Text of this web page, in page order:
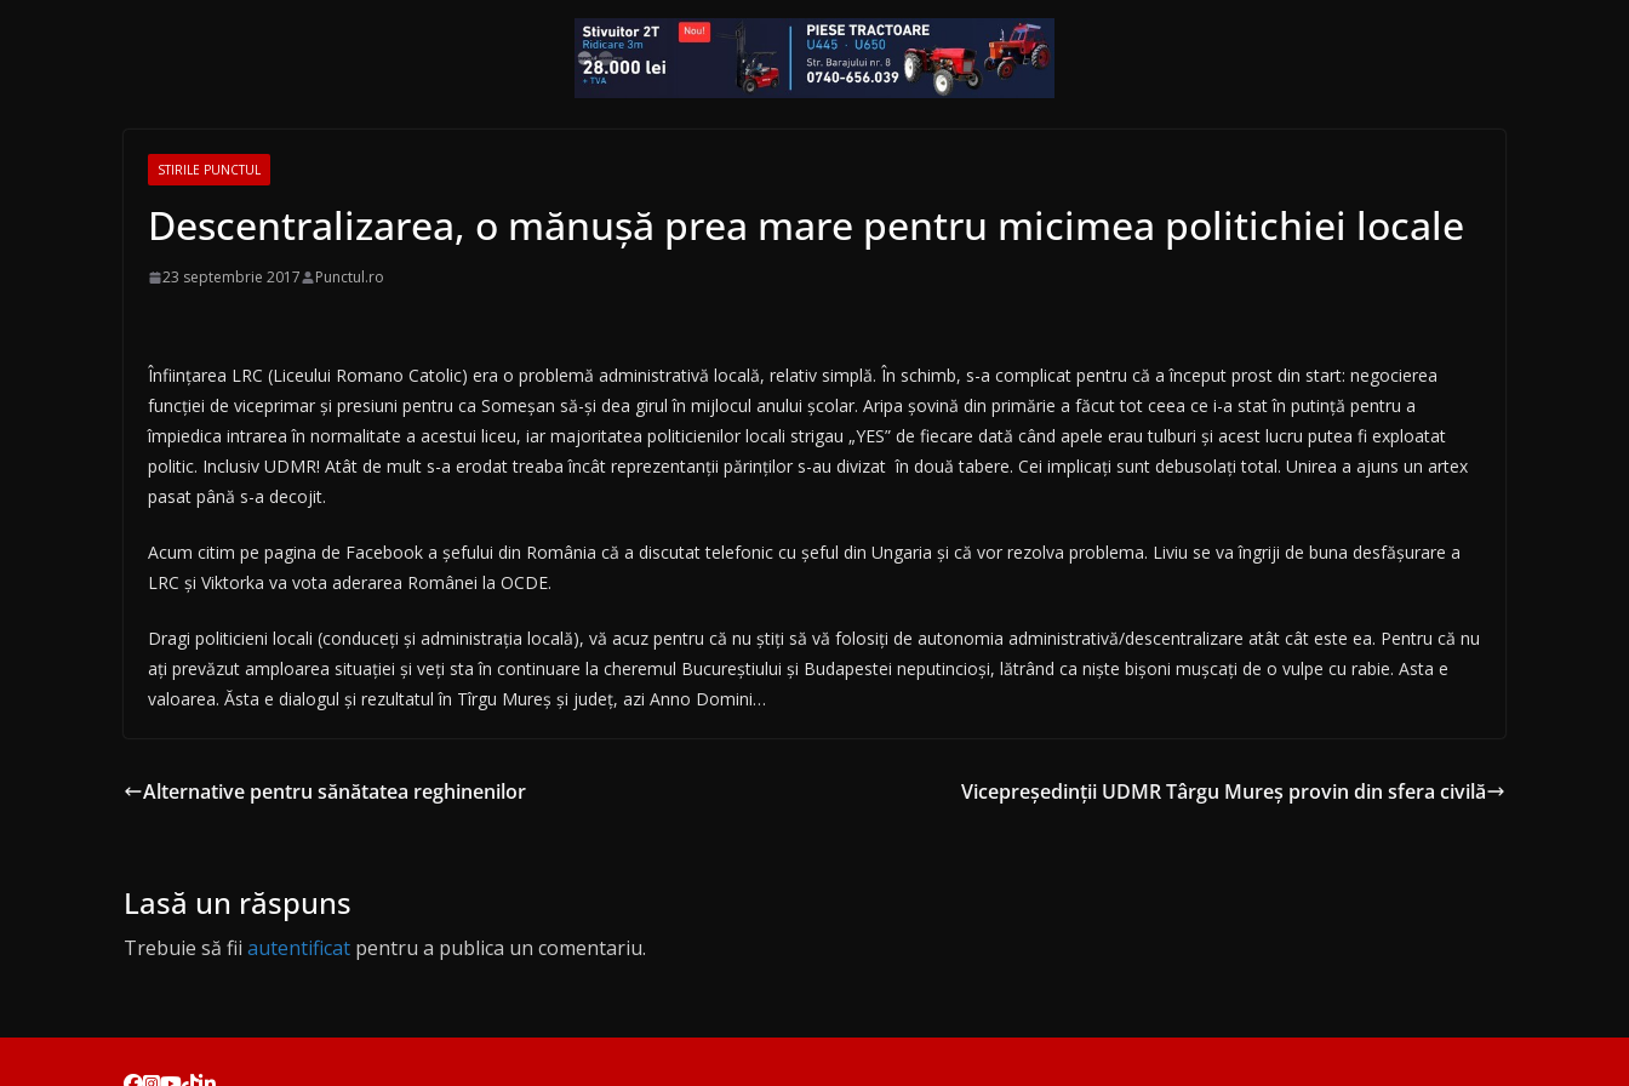
STIRILE PUNCTUL
Descentralizarea, o mănuşă prea mare pentru micimea politichiei locale
23 septembrie 2017 Punctul.ro
Înfiinţarea LRC (Liceului Romano Catolic) era o problemă administrativă locală, relativ simplă. În schimb, s-a complicat pentru că a început prost din start: negocierea
funcţiei de viceprimar şi presiuni pentru ca Someşan să-şi dea girul în mijlocul anului şcolar. Aripa şovină din primărie a făcut tot ceea ce i-a stat în putinţă pentru a
împiedica intrarea în normalitate a acestui liceu, iar majoritatea politicienilor locali strigau „YES” de fiecare dată când apele erau tulburi şi acest lucru putea fi exploatat
politic. Inclusiv UDMR! Atât de mult s-a erodat treaba încât reprezentanţii părinţilor s-au divizat în două tabere. Cei implicaţi sunt debusolaţi total. Unirea a ajuns un artex
pasat până s-a decojit.
Acum citim pe pagina de Facebook a şefului din România că a discutat telefonic cu şeful din Ungaria şi că vor rezolva problema. Liviu se va îngriji de buna desfăşurare a
LRC şi Viktorka va vota aderarea Românei la OCDE.
Dragi politicieni locali (conduceţi şi administraţia locală), vă acuz pentru că nu ştiţi să vă folosiţi de autonomia administrativă/descentralizare atât cât este ea. Pentru că nu
aţi prevăzut amploarea situaţiei şi veţi sta în continuare la cheremul Bucureştiului şi Budapestei neputincioşi, lătrând ca nişte bişoni muşcaţi de o vulpe cu rabie. Asta e
valoarea. Ăsta e dialogul şi rezultatul în Tîrgu Mureş şi judeţ, azi Anno Domini…
Alternative pentru sănătatea reghinenilor Vicepreședinții UDMR Târgu Mureș provin din sfera civilă
Lasă un răspuns
Trebuie să fii autentificat pentru a publica un comentariu.